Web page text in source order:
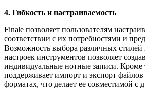
4. Гибкость и настраиваемость
Finale позволяет пользователям
соответствии с их потребностями и
Возможность выбора различных стилей
настроек инструментов позволяет
индивидуальные нотные записи. Кроме
поддерживает импорт и экспорт
форматах, что делает ее совместимой с